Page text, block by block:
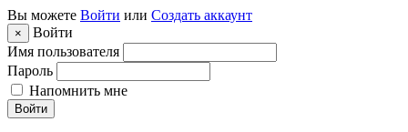
Вы можете Войти или Создать аккаунт
×
Войти
Имя пользователя
Пароль
Напомнить мне
Войти